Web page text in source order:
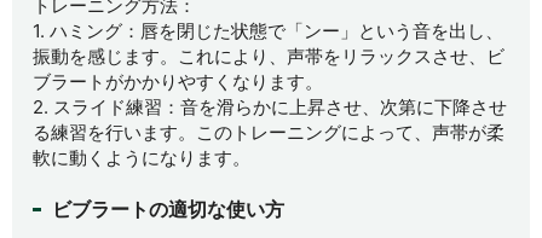
トレーニング方法：
1. ハミング：唇を閉じた状態で「ンー」という音を出し、
振動を感じます。これにより、声帯をリラックスさせ、ビ
ブラートがかかりやすくなります。
2. スライド練習：音を滑らかに上昇させ、次第に下降させ
る練習を行います。このトレーニングによって、声帯が柔
軟に動くようになります。
ビブラートの適切な使い方